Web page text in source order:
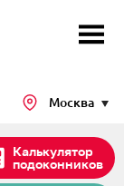
Калькулятор
подоконников
Москва